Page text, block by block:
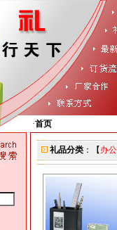
·首页
礼品分类：【 办